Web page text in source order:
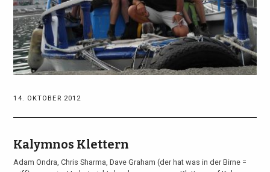
14. OKTOBER 2012
Kalymnos Klettern
Adam Ondra, Chris Sharma, Dave Graham (der hat was in der Birne =